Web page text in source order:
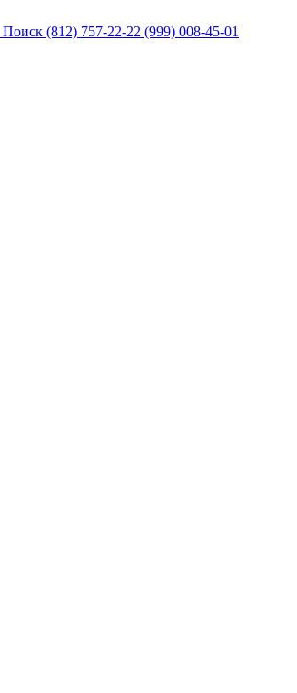
Поиск (812) 757-22-22 (999) 008-45-01